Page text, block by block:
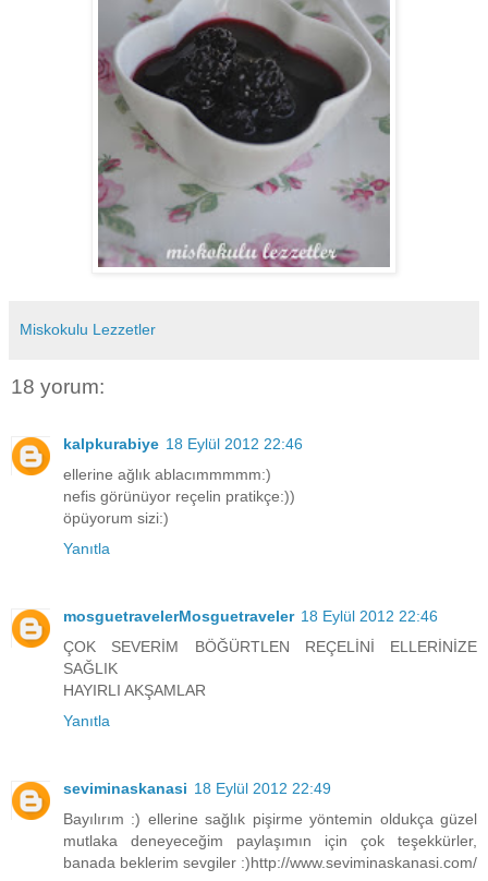
Miskokulu Lezzetler
18 yorum:
kalpkurabiye 18 Eylül 2012 22:46
ellerine ağlık ablacımmmmm:)
nefis görünüyor reçelin pratikçe:))
öpüyorum sizi:)
Yanıtla
mosguetravelerMosguetraveler 18 Eylül 2012 22:46
ÇOK SEVERİM BÖĞÜRTLEN REÇELİNİ ELLERİNİZE
SAĞLIK
HAYIRLI AKŞAMLAR
Yanıtla
seviminaskanasi 18 Eylül 2012 22:49
Bayılırım :) ellerine sağlık pişirme yöntemin oldukça güzel
mutlaka deneyeceğim paylaşımın için çok teşekkürler,
banada beklerim sevgiler :)http://www.seviminaskanasi.com/